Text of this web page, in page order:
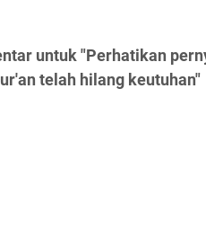
untuk "Perhatikan
telah hilang keutuhan"